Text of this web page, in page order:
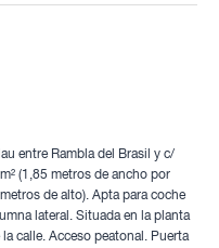
entre Rambla del Brasil y c/
(1,85 metros de ancho por
de alto). Apta para coche
lateral. Situada en la planta
calle. Acceso peatonal. Puerta